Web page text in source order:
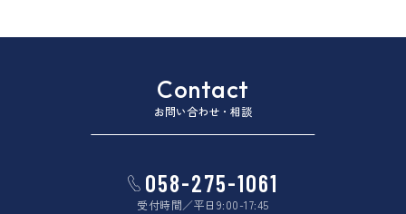
Contact
お問い合わせ・相談
058-275-1061
受付時間／平日9:00-17:45